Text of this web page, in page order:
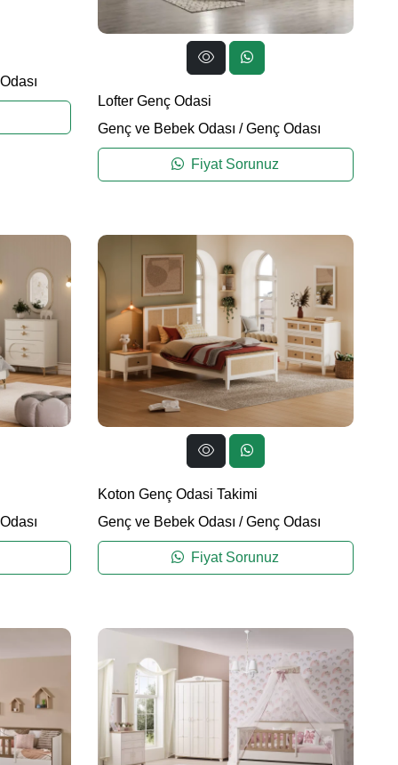
Lofter Genç Odasi
Genç ve Bebek Odası /Genç Odası
Fiyat Sorunuz
Koton Genç Odasi Takimi
Genç ve Bebek Odası /Genç Odası
Fiyat Sorunuz